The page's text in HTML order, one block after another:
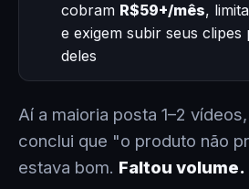
cobram R$59+/mês,
e exigem subir seus clipes
deles
Aí a maioria posta 1–2
conclui que "o produto não
estava bom. Faltou volume.